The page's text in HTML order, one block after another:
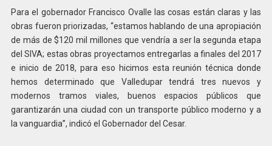
Para el gobernador Francisco Ovalle las cosas están claras y las
obras fueron priorizadas, “estamos hablando de una apropiación
de más de $120 mil millones que vendría a ser la segunda etapa
del SIVA; estas obras proyectamos entregarlas a finales del 2017
e inicio de 2018, para eso hicimos esta reunión técnica donde
hemos determinado que Valledupar tendrá tres nuevos y
modernos tramos viales, buenos espacios públicos que
garantizarán una ciudad con un transporte público moderno y a
la vanguardia”, indicó el Gobernador del Cesar.